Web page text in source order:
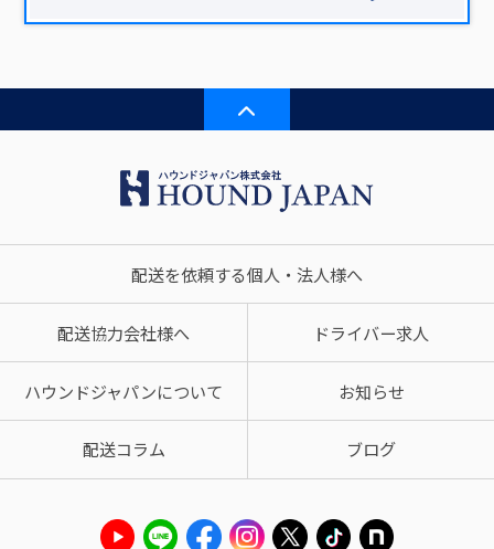
配送を依頼する個人・法人様へ
配送協力会社様へ ドライバー求人
ハウンドジャパンについて お知らせ
配送コラム ブログ